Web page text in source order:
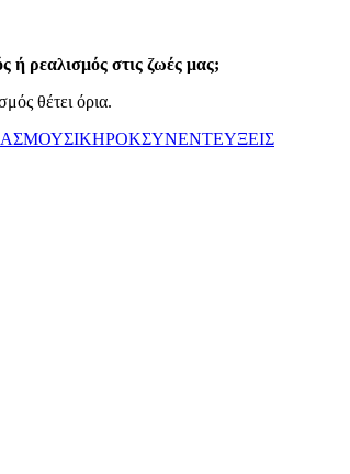
ή ρεαλισμός στις ζωές μας;
θέτει όρια.
ΜΟΥΣΙΚΗΡΟΚΣΥΝΕΝΤΕΥΞΕΙΣ